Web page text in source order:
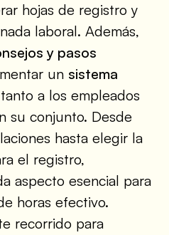
hojas de registro y
laboral. Además,
y pasos
un sistema
a los empleados
su conjunto. Desde
hasta elegir la
el registro,
aspecto esencial para
horas efectivo.
recorrido para